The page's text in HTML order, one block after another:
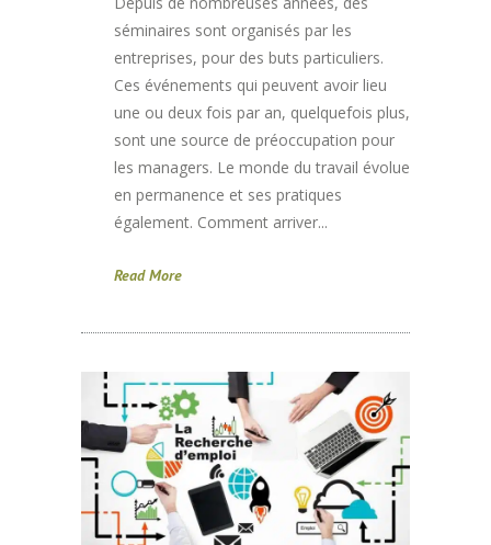
séminaires sont organisés par les
entreprises, pour des buts particuliers.
Ces événements qui peuvent avoir lieu
une ou deux fois par an, quelquefois plus,
sont une source de préoccupation pour
les managers. Le monde du travail évolue
en permanence et ses pratiques
également. Comment arriver...
Read More